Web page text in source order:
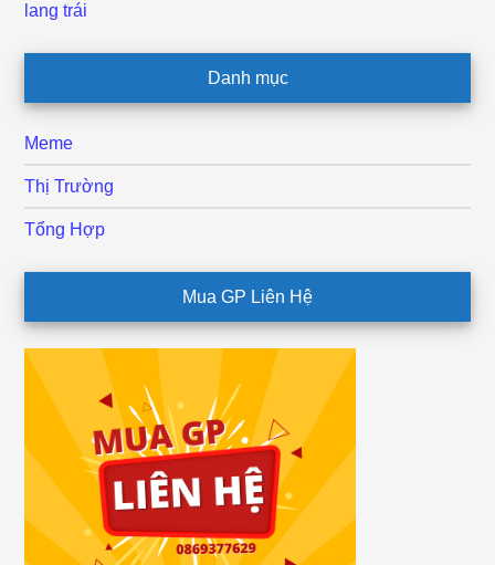
lang trái
Danh mục
Meme
Thị Trường
Tổng Hợp
Mua GP Liên Hệ